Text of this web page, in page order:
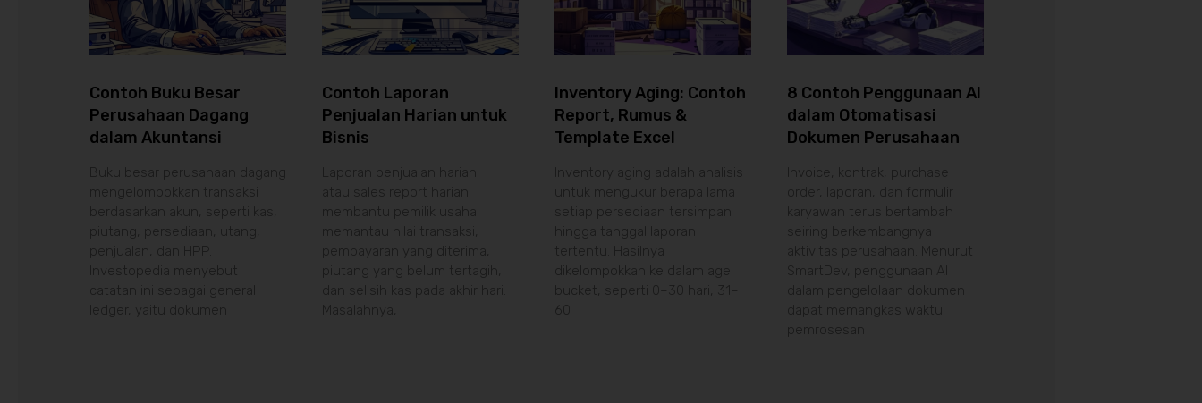
Contoh Buku Besar
Perusahaan Dagang
dalam Akuntansi
mengelompokkan transaksi
Investopedia menyebut
ledger, yaitu dokumen
Contoh Laporan
Penjualan Harian untuk
Bisnis
membantu pemilik usaha
memantau nilai transaksi,
pembayaran yang diterima,
piutang yang belum tertagih,
Masalahnya,
Inventory Aging: Contoh
Report, Rumus &
Template Excel
untuk mengukur berapa lama
setiap persediaan tersimpan
dikelompokkan ke dalam age
bucket, seperti 0–30 hari, 31–
8 Contoh Penggunaan AI
dalam Otomatisasi
Dokumen Perusahaan
order, laporan, dan formulir
karyawan terus bertambah
seiring berkembangnya
aktivitas perusahaan. Menurut
SmartDev, penggunaan AI
dalam pengelolaan dokumen
dapat memangkas waktu
pemrosesan